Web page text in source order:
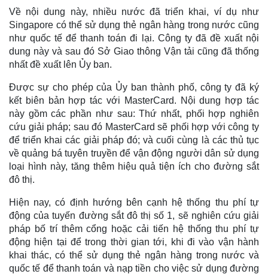
Về nội dung này, nhiều nước đã triển khai, ví dụ như
Singapore có thể sử dụng thẻ ngân hàng trong nước cũng
như quốc tế để thanh toán đi lại. Công ty đã đề xuất nội
dung này và sau đó Sở Giao thông Vận tải cũng đã thống
nhất đề xuất lên Ủy ban.
Được sự cho phép của Ủy ban thành phố, công ty đã ký
kết biên bản hợp tác với MasterCard. Nội dung hợp tác
này gồm các phần như sau: Thứ nhất, phối hợp nghiên
cứu giải pháp; sau đó MasterCard sẽ phối hợp với công ty
để triển khai các giải pháp đó; và cuối cùng là các thủ tục
về quảng bá tuyên truyền để vận động người dân sử dụng
loại hình này, tăng thêm hiệu quả tiện ích cho đường sắt
đô thị.
Hiện nay, có định hướng bên cạnh hệ thống thu phí tự
động của tuyến đường sắt đô thị số 1, sẽ nghiên cứu giải
pháp bố trí thêm cổng hoặc cải tiến hệ thống thu phí tự
động hiện tại để trong thời gian tới, khi đi vào vận hành
khai thác, có thể sử dụng thẻ ngân hàng trong nước và
quốc tế để thanh toán và nạp tiền cho việc sử dụng đường